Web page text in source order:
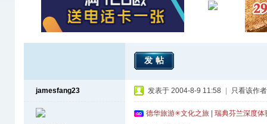
发帖
jamesfang23 发表于 2004-8-9 11:58 只看该作者
德华旅游✳文化之旅 | 瑞典芬兰深度